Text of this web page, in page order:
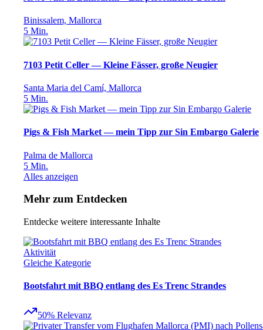
Binissalem, Mallorca
5 Min.
7103 Petit Celler — Kleine Fässer, große Neugier
Santa Maria del Camí, Mallorca
5 Min.
Pigs & Fish Market — mein Tipp zur Sin Embargo Galerie
Palma de Mallorca
5 Min.
Alles anzeigen
Mehr zum Entdecken
Entdecke weitere interessante Inhalte
Aktivität
Gleiche Kategorie
Bootsfahrt mit BBQ entlang des Es Trenc Strandes
50% Relevanz